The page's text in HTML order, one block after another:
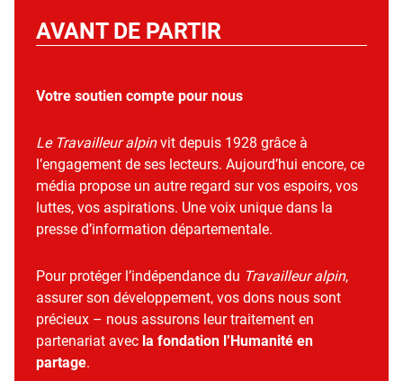
AVANT DE PARTIR
Votre soutien compte pour nous
Le Travailleur alpinvit depuis 1928 grâce à
l’engagement de ses lecteurs. Aujourd’hui encore, ce
média propose un autre regard sur vos espoirs, vos
luttes, vos aspirations. Une voix unique dans la
presse d’information départementale.
Pour protéger l’indépendance du Travailleur alpin,
assurer son développement, vos dons nous sont
précieux – nous assurons leur traitement en
partenariat avec la fondation l’Humanité en
partage.